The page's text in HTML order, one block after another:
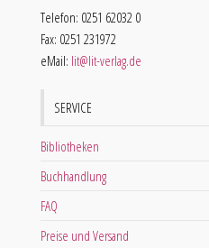
Telefon: 0251 62032 0
Fax: 0251 231972
eMail: lit@lit-verlag.de
SERVICE
Bibliotheken
Buchhandlung
FAQ
Preise und Versand